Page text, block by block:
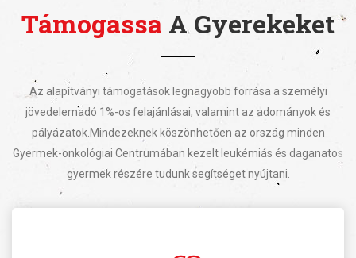
Támogassa A Gyerekeket
Az alapítványi támogatások legnagyobb forrása a személyi
jövedelemadó 1%-os felajánlásai, valamint az adományok és
pályázatok.Mindezeknek köszönhetően az ország minden
Gyermek-onkológiai Centrumában kezelt leukémiás és daganatos
gyermek részére tudunk segítséget nyújtani.